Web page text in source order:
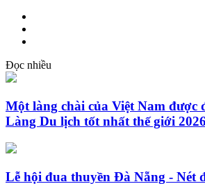
Đọc nhiều
Một làng chài của Việt Nam được
Làng Du lịch tốt nhất thế giới 2026
Lễ hội đua thuyền Đà Nẵng - Nét